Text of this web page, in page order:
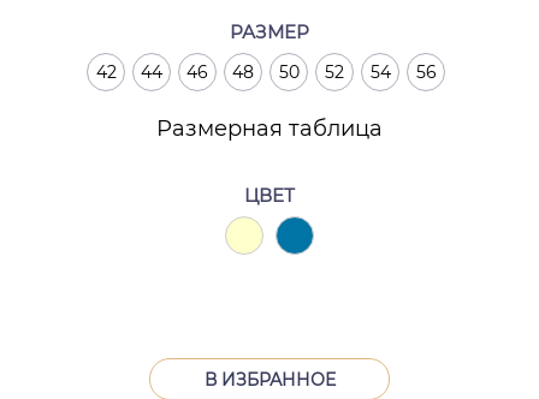
РАЗМЕР
42 44 46 48 50 52 54 56
Размерная таблица
ЦВЕТ
В ИЗБРАННОЕ